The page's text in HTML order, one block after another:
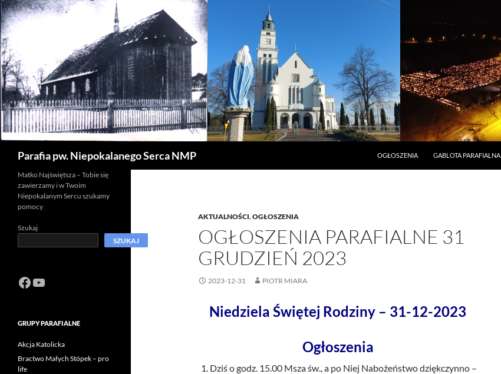
Parafia pw. Niepokalanego Serca NMP
OGŁOSZENIA
GABLOTA PARAFIALNA
AKTUALNOŚCI,OGŁOSZENIA
OGŁOSZENIA PARAFIALNE 31
GRUDZIEŃ 2023
2023-12-31 PIOTR MIARA
Niedziela Świętej Rodziny – 31-12-2023
Ogłoszenia
Dziś o godz. 15.00 Msza św., a po Niej Nabożeństwo dziękczynno –
Matko Najświętsza – Tobie się
zawierzamy i w Twoim
Niepokalanym Sercu szukamy
pomocy
Szukaj
SZUKAJ
Facebook
https://www.youtube.com/channel/UCeN8ciSo_a79igwmwNXx2qw
GRUPY PARAFIALNE
Akcja Katolicka
Bractwo Małych Stópek – pro
life